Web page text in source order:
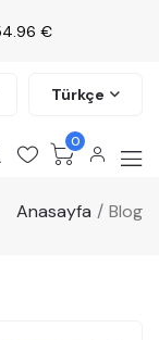
€
Türkçe
0
Anasayfa Blog